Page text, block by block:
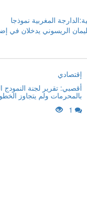
المغربية نموذجا
الريسوني يدخلان في
إقتصادي
أقصبي: تقرير لجنة النمودج
بالمحرمات ولم يتجاوز